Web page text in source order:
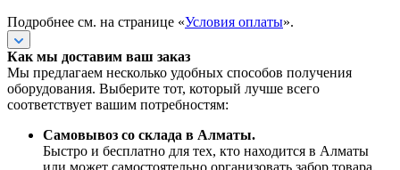
Подробнее см. на странице «Условия оплаты».
Как мы доставим ваш заказ
Мы предлагаем несколько удобных способов получения
оборудования. Выберите тот, который лучше всего
соответствует вашим потребностям:
Самовывоз со склада в Алматы.
Быстро и бесплатно для тех, кто находится в Алматы
или может самостоятельно организовать забор товара.